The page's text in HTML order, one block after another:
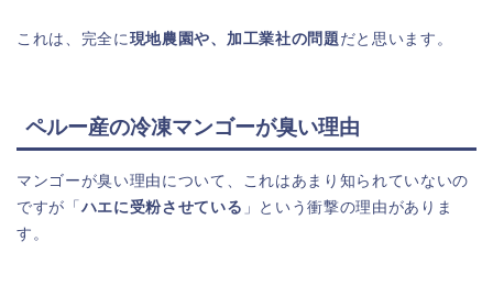
これは、完全に 現地農園や、加工業社の問題 だと思います。
ペルー産の冷凍マンゴーが臭い理由
マンゴーが臭い理由について、これはあまり知られていないの
ですが「 ハエに受粉させている 」という衝撃の理由がありま
す。